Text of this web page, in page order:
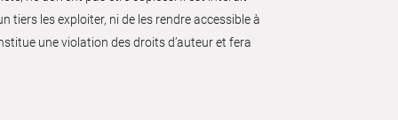
tiers les exploiter, ni de les rendre accessible à
une violation des droits d’auteur et fera